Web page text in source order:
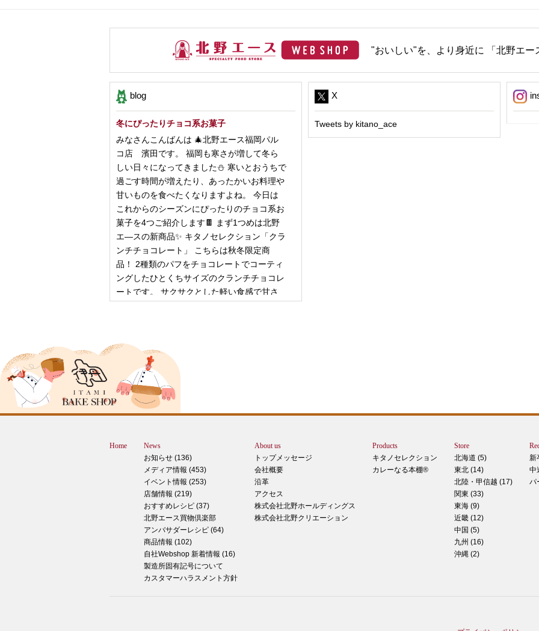
"おいしい"を、より身近に 「北野エー
blog
冬にぴったりチョコ系お菓子
みなさんこんばんは 🎄北野エース福岡パル
コ店 濱田です。 福岡も寒さが増して冬ら
しい日々になってきました⛄️ 寒いとおうちで
過ごす時間が増えたり、あったかいお料理や
甘いものを食べたくなりますよね。 今日は
これからのシーズンにぴったりのチョコ系お
菓子を4つご紹介します🍫 まず1つめは北野
エ―スの新商品✨ キタノセレクション「クラ
ンチチョコレート」 こちらは秋冬限定商
品！ 2種類のパフをチョコレートでコーティ
ングしたひとくちサイズのクランチチョコレ
ートです。 サクサクとした軽い食感で甘さ
ピザ立ちぬ
ブログをご覧の皆様、こんにちは！北野エー
スMOMOテラス店の大西です。 いきなりで
すが、これは何だと思いますか？ ヒントは
12月に活躍するあの食べ物です！ はんぺ
す。 それでは正解発表です。リバースカー
ドオープン！！ なんと四角いピザなんで
す！今回は冬に大活躍のピザ、紹介いたしま
す。 キタノセレクション手のばしピザ マ
ルゲリータ 北野エースオリジナル商品のピ
ザになります。特徴は何といってもこの形！
生地はひとつひとつ手で
2024年12月14日
もっちもち！和スイーツと一緒に素敵なティ
ータイムを ♪
X
Tweets by kitano_ace
Home
News
お知らせ (136)
メディア情報 (453)
イベント情報 (253)
店舗情報 (219)
おすすめレシピ (37)
北野エース買物倶楽部
アンバサダーレシピ (64)
商品情報 (102)
自社Webshop 新着情報 (16)
製造所固有記号について
カスタマーハラスメント方針
About us
トップメッセージ
会社概要
沿革
アクセス
株式会社北野ホールディングス
株式会社北野クリエーション
Products
キタノセレクション
カレーなる本棚®
Store
北海道 (5)
東北 (14)
北陸・甲信越 (17)
関東 (33)
東海 (9)
近畿 (12)
中国 (5)
九州 (16)
沖縄 (2)
新
中
パ